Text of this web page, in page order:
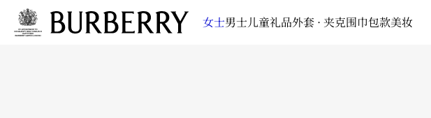
女士男士儿童礼品外套 · 夹克围巾包款美妆